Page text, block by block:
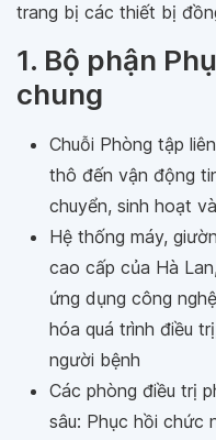
trang bị các thiết bị
1. Bộ phận
chung
Chuỗi Phòng tập
thô đến vận động
chuyển, sinh hoạt
Hệ thống máy,
cao cấp của Hà
ứng dụng công
hóa quá trình điều
người bệnh
Các phòng điều trị
sâu: Phục hồi chức